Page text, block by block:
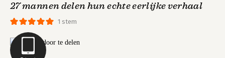
1 stem
27 mannen delen hun echte eerlijke verhaal